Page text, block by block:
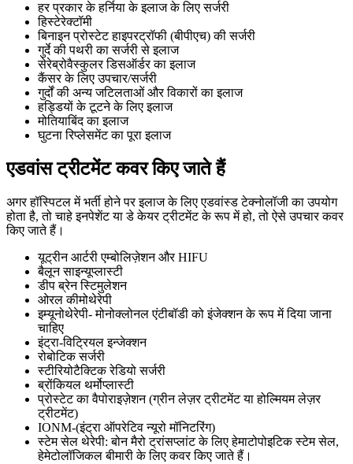
हर प्रकार के हर्निया के इलाज के लिए सर्जरी
हिस्टेरेक्टॉमी
बिनाइन प्रोस्टेट हाइपरट्रॉफी (बीपीएच) की सर्जरी
गुर्दे की पथरी का सर्जरी से इलाज
सेरेब्रोवैस्कुलर डिसऑर्डर का इलाज
कैंसर के लिए उपचार/सर्जरी
गुर्दों की अन्य जटिलताओं और विकारों का इलाज
हड्डियों के टूटने के लिए इलाज
मोतियाबिंद का इलाज
घुटना रिप्लेसमेंट का पूरा इलाज
एडवांस ट्रीटमेंट कवर किए जाते हैं
अगर हॉस्पिटल में भर्ती होने पर इलाज के लिए एडवांस्ड टेक्नोलॉजी का उपयोग
होता है, तो चाहे इनपेशेंट या डे केयर ट्रीटमेंट के रूप में हो, तो ऐसे उपचार कवर
किए जाते हैं।
यूट्रीन आर्टरी एम्बोलिज़ेशन और HIFU
बैलून साइन्यूप्लास्टी
डीप ब्रेन स्टिमुलेशन
ओरल कीमोथेरेपी
इम्यूनोथेरेपी- मोनोक्लोनल एंटीबॉडी को इंजेक्शन के रूप में दिया जाना
चाहिए
इंट्रा-विट्रियल इन्जेक्शन
रोबोटिक सर्जरी
स्टीरियोटैक्टिक रेडियो सर्जरी
ब्रोंकियल थर्मोप्लास्टी
प्रोस्टेट का वैपोराइज़ेशन (ग्रीन लेज़र ट्रीटमेंट या होल्मियम लेज़र
ट्रीटमेंट)
IONM-(इंट्रा ऑपरेटिव न्यूरो मॉनिटरिंग)
स्टेम सेल थेरेपी: बोन मैरो ट्रांसप्लांट के लिए हेमाटोपोइटिक स्टेम सेल,
हेमेटोलॉजिकल बीमारी के लिए कवर किए जाते हैं।